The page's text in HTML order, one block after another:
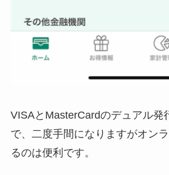
VISAとMasterCardのデュアル発
で、二度手間になりますがオン
るのは便利です。